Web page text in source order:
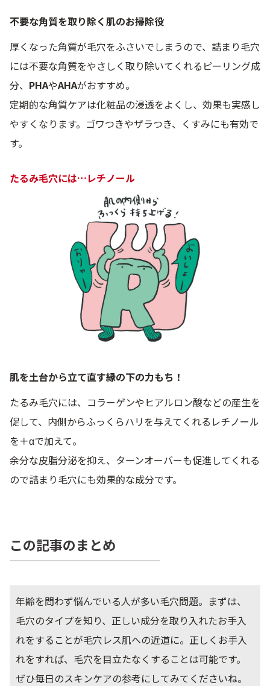
不要な角質を取り除く肌のお掃除役
厚くなった角質が毛穴をふさいでしまうので、詰まり毛穴
には不要な角質をやさしく取り除いてくれるピーリング成
分、 PHAやAHAがおすすめ。
定期的な角質ケアは化粧品の浸透をよくし、効果も実感し
やすくなります。ゴワつきやザラつき、くすみにも有効で
す。
たるみ毛穴には…レチノール
肌を土台から立て直す縁の下の力もち！
たるみ毛穴には、コラーゲンやヒアルロン酸などの産生を
促して、内側からふっくらハリを与えてくれるレチノール
を＋αで加えて。
余分な皮脂分泌を抑え、ターンオーバーも促進してくれる
ので詰まり毛穴にも効果的な成分です。
この記事のまとめ
年齢を問わず悩んでいる人が多い毛穴問題。まずは、
毛穴のタイプを知り、正しい成分を取り入れたお手入
れをすることが毛穴レス肌への近道に。正しくお手入
れをすれば、毛穴を目立たなくすることは可能です。
ぜひ毎日のスキンケアの参考にしてみてくださいね。